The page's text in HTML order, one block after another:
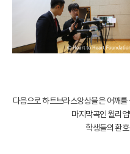
다음으로 하트브라스앙상블은 어깨
마지막곡인 윌리
학생들의 환